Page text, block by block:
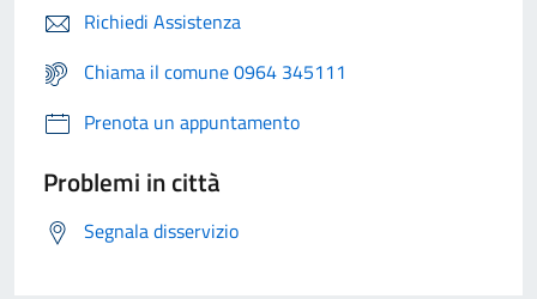
Richiedi Assistenza
Chiama il comune 0964 345111
Prenota un appuntamento
Problemi in città
Segnala disservizio